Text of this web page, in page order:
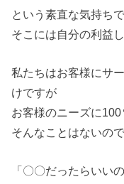
という素直な気持ち
そこには自分の利益
私たちはお客様にサ
けですが
お客様のニーズに
そんなことはないの
「〇〇だったらいい